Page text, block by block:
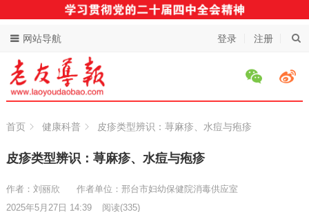
登录 注册
网站导航
首页 健康科普 皮疹类型辨识：荨麻疹、水痘与疱疹
皮疹类型辨识：荨麻疹、水痘与疱疹
作者：刘丽欣
作者单位：邢台市妇幼保健院消毒供应室
2025年5月27日 14:39
阅读(335)